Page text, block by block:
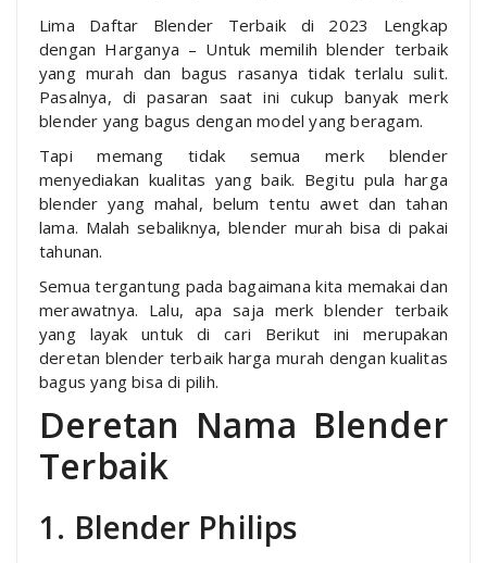
Lima Daftar Blender Terbaik di 2023 Lengkap
dengan Harganya – Untuk memilih blender terbaik
yang murah dan bagus rasanya tidak terlalu sulit.
Pasalnya, di pasaran saat ini cukup banyak merk
blender yang bagus dengan model yang beragam.
Tapi memang tidak semua merk blender
menyediakan kualitas yang baik. Begitu pula harga
blender yang mahal, belum tentu awet dan tahan
lama. Malah sebaliknya, blender murah bisa di pakai
tahunan.
Semua tergantung pada bagaimana kita memakai dan
merawatnya. Lalu, apa saja merk blender terbaik
yang layak untuk di cari Berikut ini merupakan
deretan blender terbaik harga murah dengan kualitas
bagus yang bisa di pilih.
Deretan Nama Blender
Terbaik
1. Blender Philips